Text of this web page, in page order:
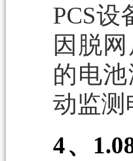
PCS
因脱
的电
动监测
4、